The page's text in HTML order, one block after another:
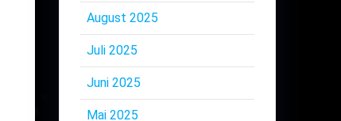
August 2025
Juli 2025
Juni 2025
Mai 2025